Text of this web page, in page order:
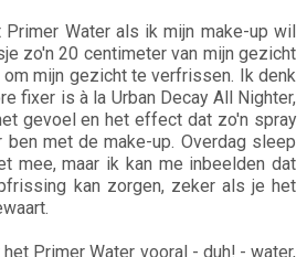
Primer Water als ik mijn make-up wil
zo'n 20 centimeter van mijn gezicht
om mijn gezicht te verfrissen. Ik denk
fixer is à la Urban Decay All Nighter,
gevoel en het effect dat zo'n spray
met de make-up. Overdag sleep
mee, maar ik kan me inbeelden dat
kan zorgen, zeker als je het
Primer Water vooral - duh! - water,